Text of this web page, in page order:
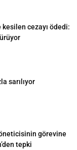
kesilen cezayı ödedi:
sarılıyor
görevine
tepki